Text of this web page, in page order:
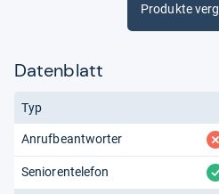
Produkte
Datenblatt
Typ
Anrufbeantworter
Seniorentelefon